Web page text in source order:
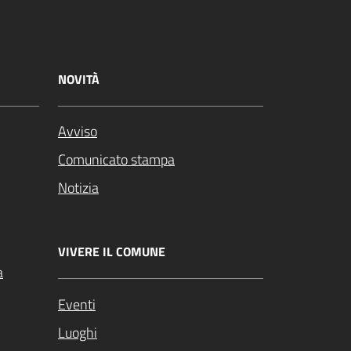
NOVITÀ
Avviso
Comunicato stampa
Notizia
VIVERE IL COMUNE
Eventi
Luoghi